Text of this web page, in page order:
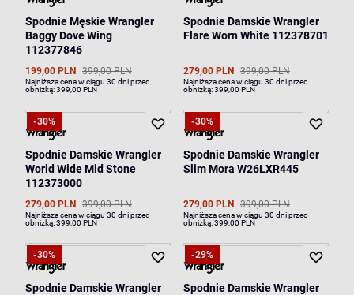
Spodnie Męskie Wrangler
Baggy Dove Wing
112377846
199,00 PLN 399,00 PLN
Najniższa cena w ciągu 30 dni przed
obniżką:399,00 PLN
Spodnie Damskie Wrangler
Flare Worn White 112378701
279,00 PLN 399,00 PLN
Najniższa cena w ciągu 30 dni przed
obniżką:399,00 PLN
-30%
Spodnie Damskie Wrangler
World Wide Mid Stone
112373000
279,00 PLN 399,00 PLN
Najniższa cena w ciągu 30 dni przed
obniżką:399,00 PLN
-30%
Spodnie Damskie Wrangler
Slim Mora W26LXR445
279,00 PLN 399,00 PLN
Najniższa cena w ciągu 30 dni przed
obniżką:399,00 PLN
-30%
Spodnie Damskie Wrangler
-29%
Spodnie Damskie Wrangler